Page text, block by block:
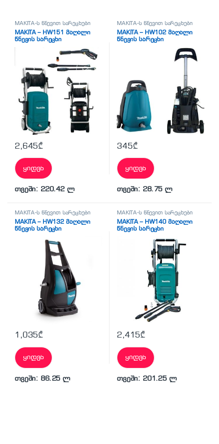
MAKITA-ს წნევით სარეცხები
MAKITA – HW151 მაღალი
წნევის სარეცხი
2,645₾
ყიდვა
თვეში: 220.42 ლ
MAKITA-ს წნევით სარეცხები
MAKITA – HW102 მაღალი
წნევის სარეცხი
345₾
ყიდვა
თვეში: 28.75 ლ
MAKITA-ს წნევით სარეცხები
MAKITA – HW132 მაღალი
წნევის სარეცხი
1,035₾
ყიდვა
თვეში: 86.25 ლ
MAKITA-ს წნევით სარეცხები
MAKITA – HW140 მაღალი
წნევის სარეცხი
2,415₾
ყიდვა
თვეში: 201.25 ლ